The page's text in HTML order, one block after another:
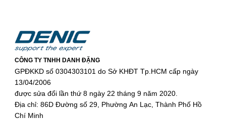
CÔNG TY TNHH DANH ĐẶNG
GPĐKKD số 0304303101 do Sở KHĐT Tp.HCM cấp ngày
13/04/2006
được sửa đổi lần thứ 8 ngày 22 tháng 9 năm 2020.
Địa chỉ: 86D Đường số 29, Phường An Lạc, Thành Phố Hồ
Chí Minh